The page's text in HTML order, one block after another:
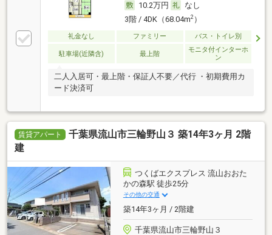
10.2万円
なし
3階 / 4DK（68.04m2）
礼金なし ファミリー バス・トイレ別
駐車場(近隣含) 最上階
モニタ付インターホ
ン
二人入居可・最上階・保証人不要／代行 ・初期費用カ
ード決済可
賃貸アパート
千葉県流山市三輪野山３ 築14年3ヶ月 2階
建
つくばエクスプレス 流山おおた
かの森駅 徒歩25分
その他の交通
築14年3ヶ月 / 2階建
千葉県流山市三輪野山３